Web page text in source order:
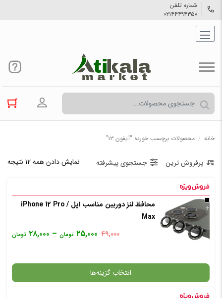
شماره تلفن
۰۲۱۴۴۴۹۴۳۵۰
ورود به
خانه / محصولات برچسب خورده “آیفون ۱۳”
نمایش دادن همه ۱۲ نتیجه پرفروش ترین جستجوی پیشرفته
+
محافظ لنز دوربین مناسب اپل iPhone 12 Pro /
Max
۴۹,۰۰۰ ۲۵,۰۰۰ تومان – ۲۸,۰۰۰ تومان
انتخاب گزینه‌ها